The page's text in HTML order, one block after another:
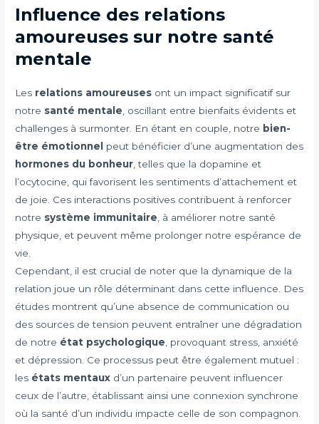
Influence des relations
amoureuses sur notre santé
mentale
Les relations amoureuses ont un impact significatif sur
notre santé mentale , oscillant entre bienfaits évidents et
challenges à surmonter. En étant en couple, notre bien-
être émotionnel
peut bénéficier d’une augmentation des
hormones du bonheur , telles que la dopamine et
l’ocytocine, qui favorisent les sentiments d’attachement et
de joie. Ces interactions positives contribuent à renforcer
notre système immunitaire , à améliorer notre santé
physique, et peuvent même prolonger notre espérance de
vie.
Cependant, il est crucial de noter que la dynamique de la
relation joue un rôle déterminant dans cette influence. Des
études montrent qu’une absence de communication ou
des sources de tension peuvent entraîner une dégradation
de notre état psychologique , provoquant stress, anxiété
et dépression. Ce processus peut être également mutuel :
les états mentaux d’un partenaire peuvent influencer
ceux de l’autre, établissant ainsi une connexion synchrone
où la santé d’un individu impacte celle de son compagnon.